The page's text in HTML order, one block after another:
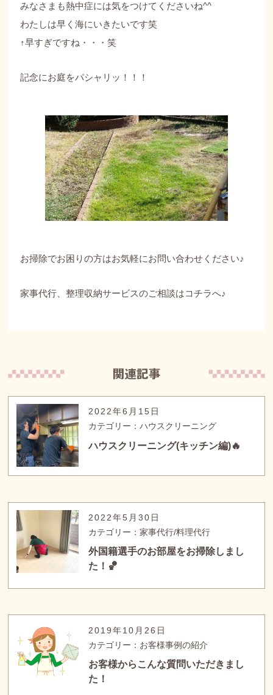
みなさまも熱中症には気をつけてくださいね^^
わたしは早く海にいきたいです笑
↑早すぎですね・・・笑
記念にお庭をパシャリッ！！！
お掃除でお困りの方はお気軽にお問い合わせください♪
家事代行、整理収納サービスのご相談はコチラへ♪
2022年6月15日
カテゴリー：ハウスクリーニング
ハウスクリーニング(キッチン編)🔥
2022年5月30日
カテゴリー：家事代行/料理代行
外国籍選手のお部屋をお掃除しまし
た！🏀
2019年10月26日
カテゴリー：お客様事例の紹介
お客様からこんな質問いただきまし
た！